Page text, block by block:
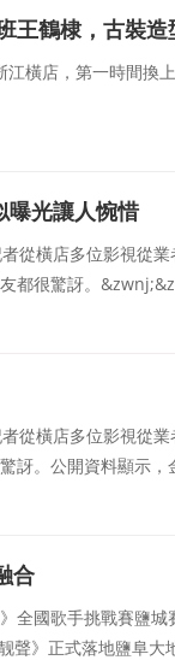
王鶴棣，古裝造
橫店，第一時間換
曝光讓人惋惜
從橫店多位影視從
都很驚訝。
從橫店多位影視從
訝。公開資料顯示，
合
全國歌手挑戰賽鹽
聲》正式落地鹽阜大